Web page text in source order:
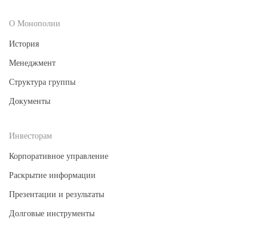
О Монополии
История
Менеджмент
Структура группы
Документы
Инвесторам
Корпоративное управление
Раскрытие информации
Презентации и результаты
Долговые инструменты